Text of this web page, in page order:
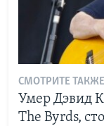
СМОТРИТЕ
Умер Дэвид
The Byrds,